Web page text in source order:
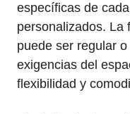
específicas de
personalizados. La
puede ser regular
exigencias del
flexibilidad y